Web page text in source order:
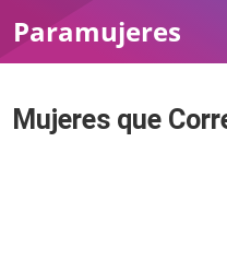
Paramujeres
Mujeres que